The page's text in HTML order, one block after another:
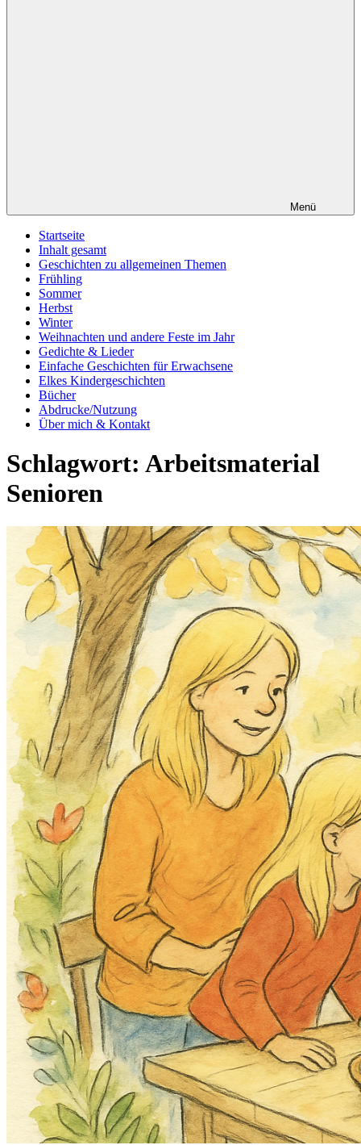
Menü
Startseite
Inhalt gesamt
Geschichten zu allgemeinen Themen
Frühling
Sommer
Herbst
Winter
Weihnachten und andere Feste im Jahr
Gedichte & Lieder
Einfache Geschichten für Erwachsene
Elkes Kindergeschichten
Bücher
Abdrucke/Nutzung
Über mich & Kontakt
Schlagwort: Arbeitsmaterial
Senioren